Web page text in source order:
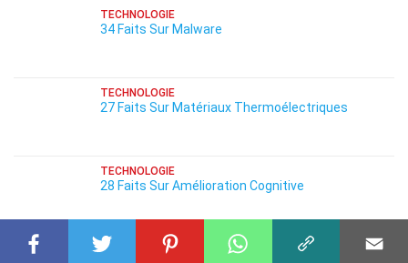
TECHNOLOGIE
34 Faits Sur Malware
TECHNOLOGIE
27 Faits Sur Matériaux Thermoélectriques
TECHNOLOGIE
28 Faits Sur Amélioration Cognitive